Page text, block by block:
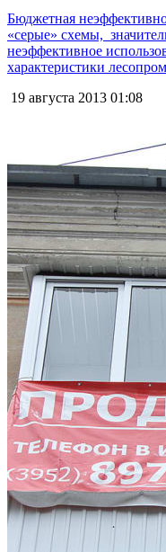
Бюджетная
«серые» схемы,
неэффективное
характеристики
19 августа 2013 01:08